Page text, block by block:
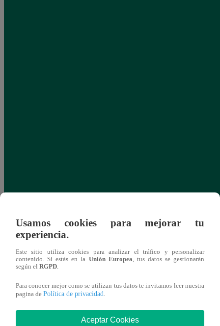
Josimar armó una tremenda fiesta de año
Usamos cookies para mejorar tu
experiencia.
Este sitio utiliza cookies para analizar el tráfico y personalizar
contenido. Si estás en la Unión Europea , tus datos se gestionarán
según el RGPD
Para conocer mejor como se utilizan tus datos te invitamos leer nuestra
pagina de Política de privacidad
Aceptar Cookies